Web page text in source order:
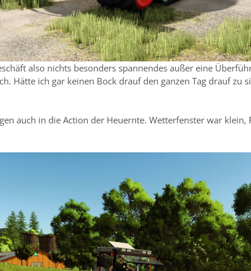
also nichts besonders spannendes außer eine
Hätte ich gar keinen Bock drauf den ganzen Tag drauf zu
auch in die Action der Heuernte. Wetterfenster war klein,